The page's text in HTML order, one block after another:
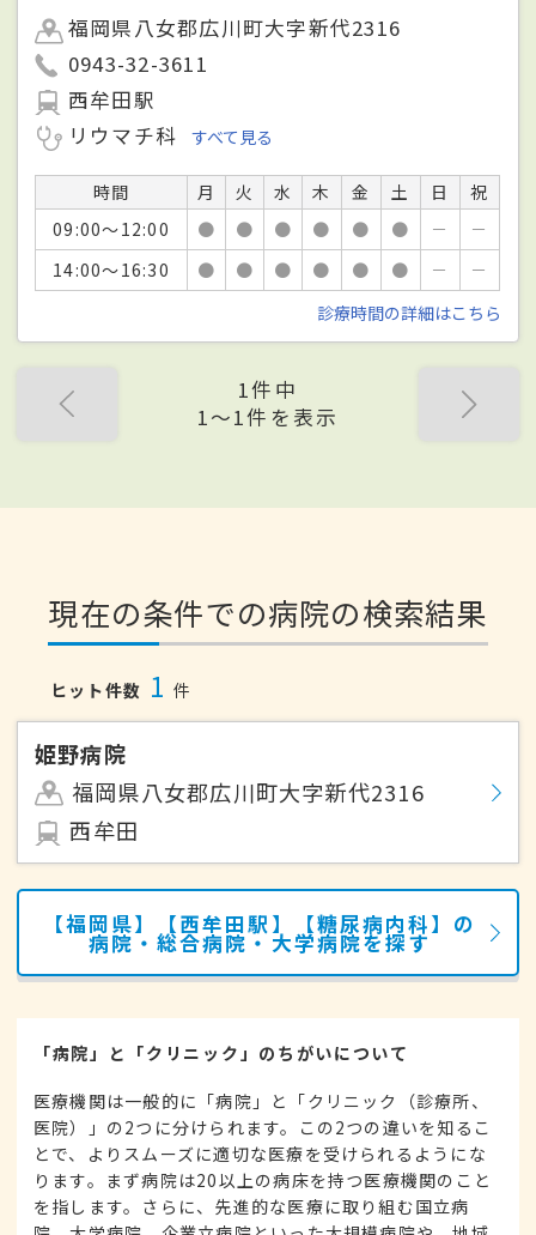
福岡県八女郡広川町大字新代2316
0943-32-3611
西牟田駅
リウマチ科
すべて見る
時間 月 火 水 木 金 土 日
祝
09:00～12:00
● ● ● ● ● ● －
－
14:00～16:30
● ● ● ● ● ● －
－
診療時間の詳細はこちら
1件中
1〜1件を表示
現在の条件での病院の検索結果
ヒット件数 1 件
姫野病院
福岡県八女郡広川町大字新代2316
西牟田
【福岡県】【西牟田駅】【糖尿病内科】の
病院・総合病院・大学病院を探す
「病院」と「クリニック」のちがいについて
医療機関は一般的に「病院」と「クリニック（診療所、
医院）」の2つに分けられます。この2つの違いを知るこ
とで、よりスムーズに適切な医療を受けられるようにな
ります。まず病院は20以上の病床を持つ医療機関のこと
を指します。さらに、先進的な医療に取り組む国立病